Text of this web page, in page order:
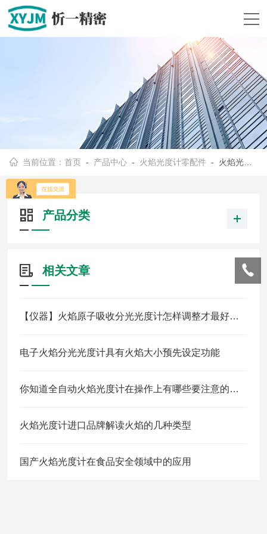
当前位置：首页 - 产品中心 - 火焰光度计零配件 - 火焰光度计专用空气压缩机
产品分类
相关文章
【仪器】火焰原子吸收分光光度计怎样调整才最好用？
电子火焰分光光度计具有火焰大小预先设定功能
你知道全自动火焰光度计在操作上有哪些要注意的吗？
火焰光度计进口品牌解读火焰的几种类型
国产火焰光度计在食品安全领域中的应用